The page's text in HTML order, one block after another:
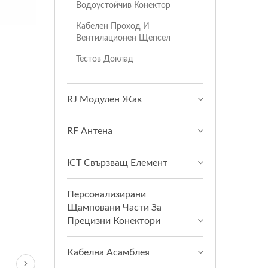
Водоустойчив Конектор
Кабелен Проход И
Вентилационен Щепсел
Тестов Доклад
RJ Модулен Жак
RF Антена
ICT Свързващ Елемент
Персонализирани
Щамповани Части За
Прецизни Конектори
Кабелна Асамблея